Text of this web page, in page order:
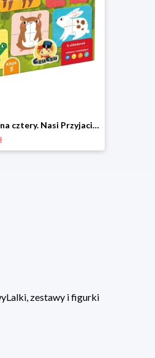
Puzzle na cztery. Nasi Przyjaciele 2+ CzuCzu Czuczu
Lalki, zestawy i figurki